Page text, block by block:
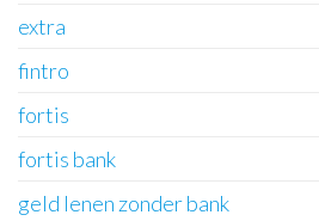
extra
fintro
fortis
fortis bank
geld lenen zonder bank